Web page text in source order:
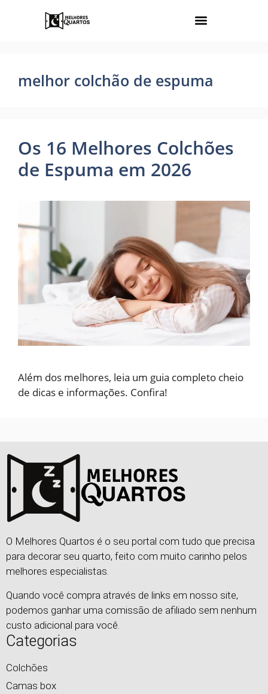
melhor colchão de espuma
Os 16 Melhores Colchões
de Espuma em 2026
Além dos melhores, leia um guia completo cheio
de dicas e informações. Confira!
O Melhores Quartos é o seu portal com tudo que precisa
para decorar seu quarto, feito com muito carinho pelos
melhores especialistas.
Quando você compra através de links em nosso site,
podemos ganhar uma comissão de afiliado sem nenhum
custo adicional para você.
Categorias
Colchões
Camas box